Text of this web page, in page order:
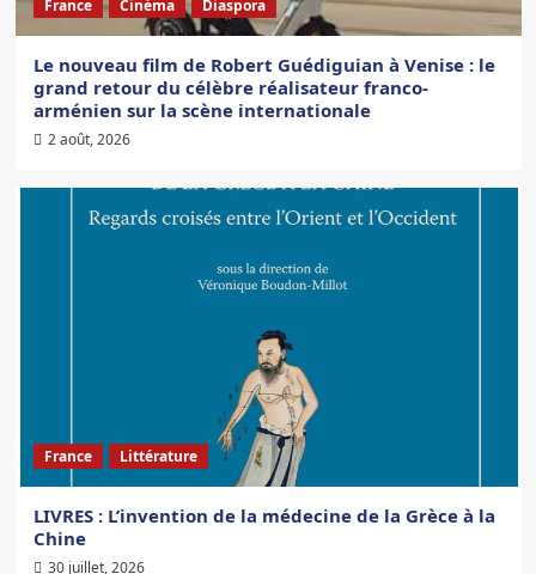
France Cinéma Diaspora
Le nouveau film de Robert Guédiguian à Venise : le
grand retour du célèbre réalisateur franco-
arménien sur la scène internationale
2 août, 2026
France Littérature
LIVRES : L’invention de la médecine de la Grèce à la
Chine
30 juillet, 2026